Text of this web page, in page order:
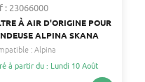
: 23066000
À AIR D'ORIGINE POUR
ALPINA SKANA
:Alpina
à partir du : Lundi 10 Août